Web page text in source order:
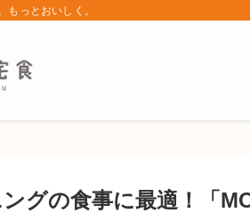
もっとおいしく。
ングの食事に最適！「